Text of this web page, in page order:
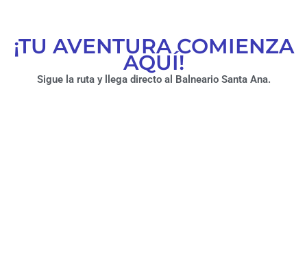
¡TU AVENTURA COMIENZA
AQUÍ!
Sigue la ruta y llega directo al Balneario Santa Ana.